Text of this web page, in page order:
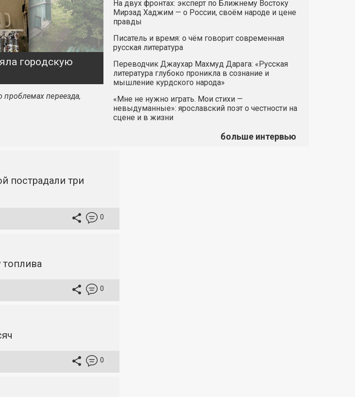
городскую
проблемах переезда,
На двух фронтах: эксперт по Ближнему Востоку
Мирзад Хаджим — о России, своём народе и цене
правды
Писатель и время: о чём говорит современная
русская литература
Переводчик Джаухар Махмуд Дарага: «Русская
литература глубоко проникла в сознание и
мышление курдского народа»
«Мне не нужно играть. Мои стихи —
невыдуманные»: ярославский поэт о честности на
сцене и в жизни
больше интервью
пострадали три
0
0
0